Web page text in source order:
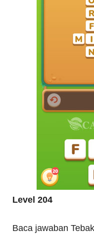
Level 204
Baca jawaban